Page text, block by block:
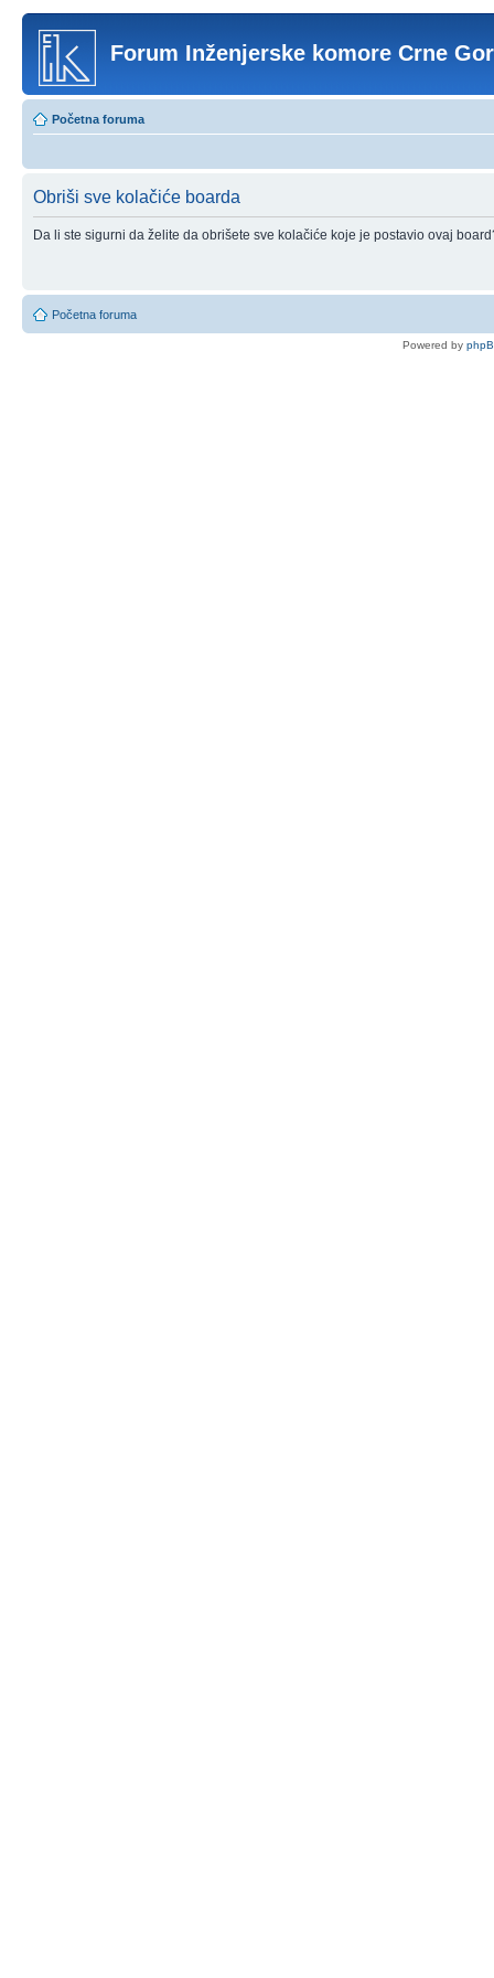
Forum Inženjerske komore Crne
Početna foruma
Obriši sve kolačiće boarda
Da li ste sigurni da želite da obrišete sve kolačiće koje je postavio ovaj
Početna foruma
Powered by